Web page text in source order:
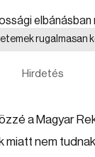
rugalmasan
Hirdetés
a Magyar
miatt nem